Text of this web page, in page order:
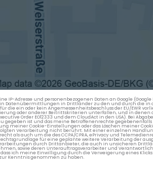
Adresse und personenbezogenen Daten an Google
in Datenübermittlungen in Drittländer zu den und durch die
ein oder kein Angemessenheitsbeschluss der EU/EWR
oder anderer Beitrittskriterien unterfallen, und in denen
Order EO12333 und dem CloudAct in den USA). Bei
ist und das meine Betroffenenrechte
meiner Cookie-Einstellungen oder das Löschen meiner
Verarbeitung nicht berührt. Mit einer einzelnen
als auch um die des CCPA/CPRA, ePrivacy und
für eine geplante weitere Verarbeitung der
durch Drittanbieter, die auch in unsicheren
sowie deren Unterauftragsverarbeiter und
ich meine Einwilligung durch die Verweigerung eines Klicks
Kenntnis genommen zu haben.